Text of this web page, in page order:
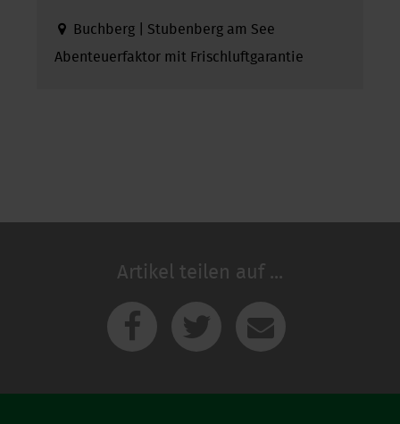
Buchberg | Stubenberg am See
Abenteuerfaktor mit Frischluftgarantie
Artikel teilen auf ...